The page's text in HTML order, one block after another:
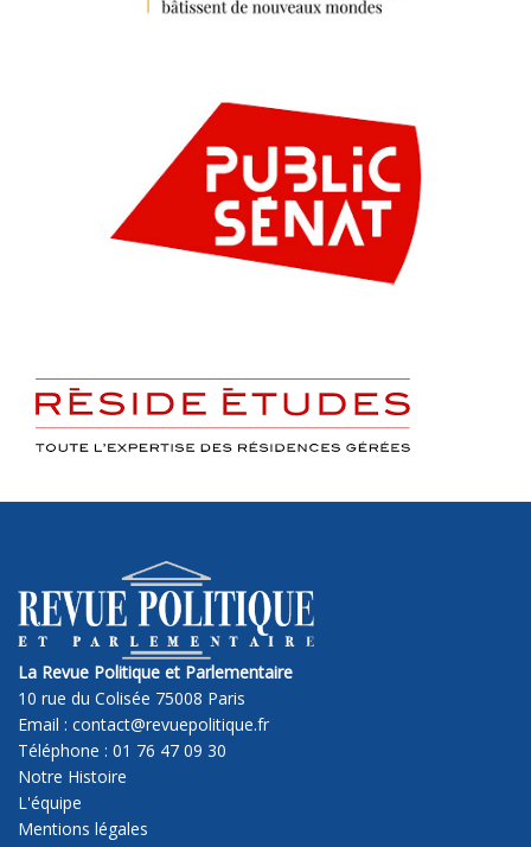
La Revue Politique et Parlementaire
10 rue du Colisée 75008 Paris
Email : contact@revuepolitique.fr
Téléphone : 01 76 47 09 30
Notre Histoire
L'équipe
Mentions légales